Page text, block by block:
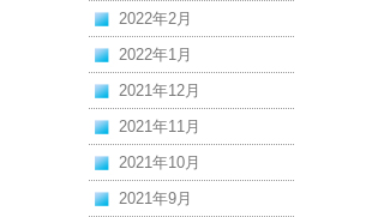
2022年2月
2022年1月
2021年12月
2021年11月
2021年10月
2021年9月